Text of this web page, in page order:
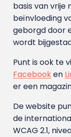
basis van vrije
beïnvloeding
geborgd door
wordt
Punt is ook te
Facebooken
er een
De website
de
WCAG 2.1,